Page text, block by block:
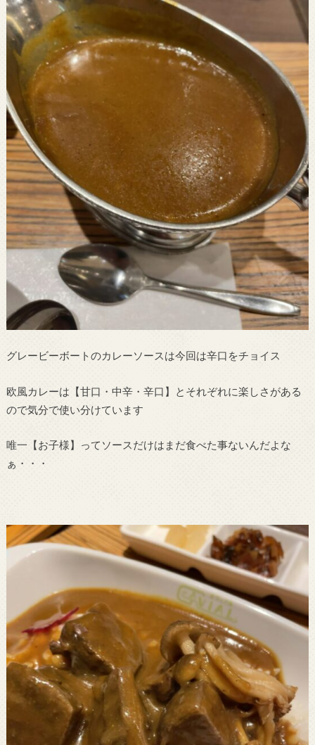
グレービーボートのカレーソースは今回は辛口をチョイス
欧風カレーは【甘口・中辛・辛口】とそれぞれに楽しさがある
ので気分で使い分けています
唯一【お子様】ってソースだけはまだ食べた事ないんだよな
ぁ・・・